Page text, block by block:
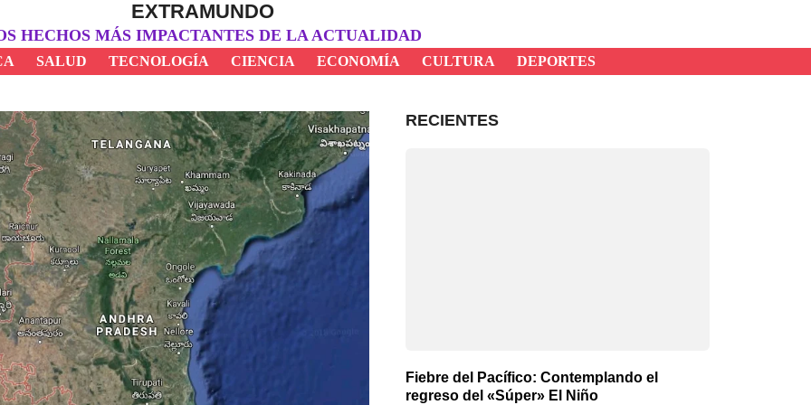
EXTRAMUNDO
HECHOS MÁS IMPACTANTES DE LA ACTUALIDAD
SALUD TECNOLOGÍA CIENCIA ECONOMÍA CULTURA DEPORTES
RECIENTES
Fiebre del Pacífico: Contemplando el
regreso del «Súper» El Niño